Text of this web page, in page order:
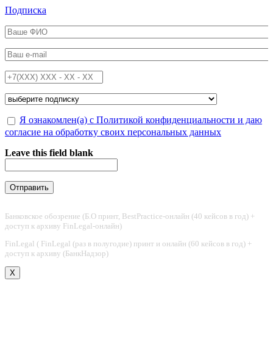
Перейти к основному содержанию
Подписка
ФИО*
Email*
Телефон*
Подписка на*
Обработка персональных данных*
Я ознакомлен(а) с Политикой конфиденциальности и даю
согласие на обработку своих персональных данных
Leave this field blank
Банковское обозрение (Б.О принт, BestPractice-онлайн (40 кейсов в год) +
доступ к архиву FinLegal-онлайн)
FinLegal ( FinLegal (раз в полугодие) принт и онлайн (60 кейсов в год) +
доступ к архиву (БанкНадзор)
X